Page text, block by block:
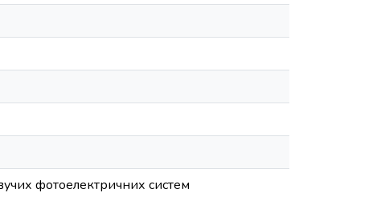
фотоелектричних систем